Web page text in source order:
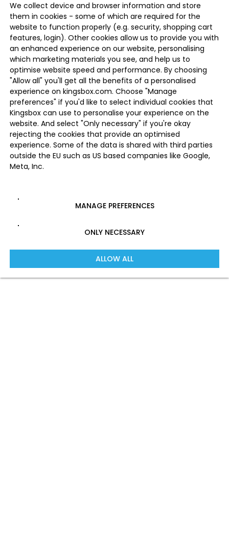
We collect device and browser information and store
them in cookies - some of which are required for the
website to function properly (e.g. security, shopping cart
features, login). Other cookies allow us to provide you with
an enhanced experience on our website, personalising
which marketing materials you see, and help us to
optimise website speed and performance. By choosing
"Allow all" you'll get all the benefits of a personalised
experience on kingsbox.com. Choose "Manage
preferences" if you'd like to select individual cookies that
Kingsbox can use to personalise your experience on the
website. And select "Only necessary" if you're okay
rejecting the cookies that provide an optimised
experience. Some of the data is shared with third parties
outside the EU such as US based companies like Google,
Meta, Inc.
MANAGE PREFERENCES
ONLY NECESSARY
ALLOW ALL